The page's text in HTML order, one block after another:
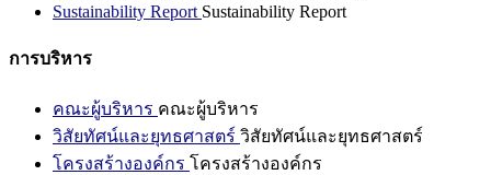
Sustainability Report Sustainability Report
การบริหาร
คณะผู้บริหาร คณะผู้บริหาร
วิสัยทัศน์และยุทธศาสตร์ วิสัยทัศน์และยุทธศาสตร์
โครงสร้างองค์กร โครงสร้างองค์กร